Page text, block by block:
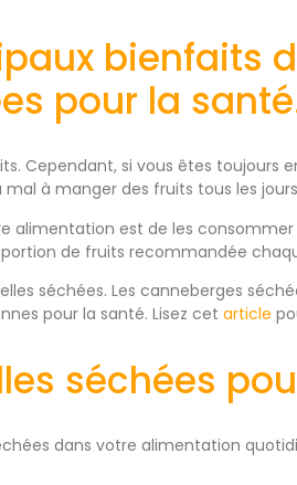
bienfaits
pour la
Cependant, si vous êtes toujours
à manger des fruits tous les
alimentation est de les consommer
de fruits recommandée
séchées. Les canneberges
pour la santé. Lisez cet article
séchées
dans votre alimentation